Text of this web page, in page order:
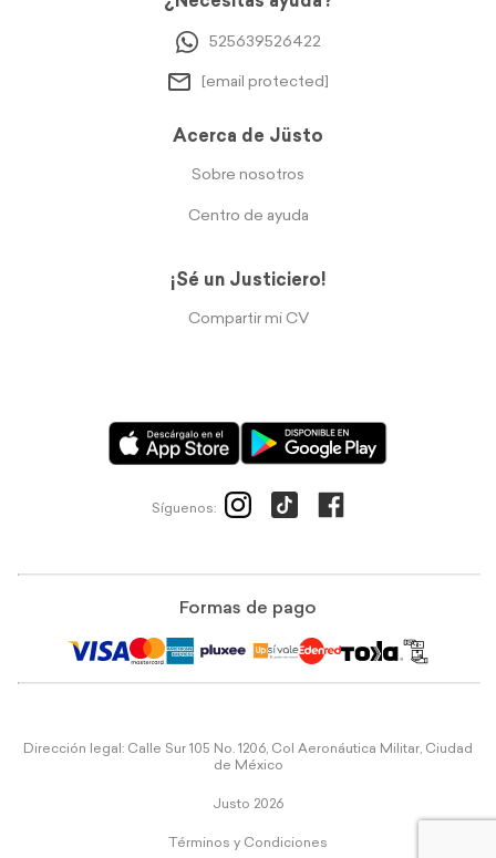
525639526422
[email protected]
Acerca de Jüsto
Sobre nosotros
Centro de ayuda
¡Sé un Justiciero!
Compartir mi CV
Síguenos:
Formas de pago
Dirección legal: Calle Sur 105 No. 1206, Col Aeronáutica Militar, Ciudad
de México
Justo 2026
Términos y Condiciones